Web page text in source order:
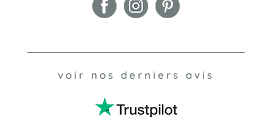
voir nos derniers avis